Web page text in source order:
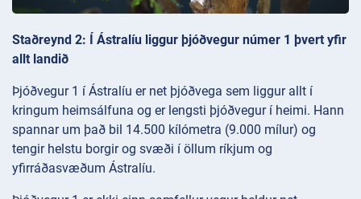
Staðreynd 2: Í Ástralíu liggur þjóðvegur númer 1 þvert yfir
allt landið
Þjóðvegur 1 í Ástralíu er net þjóðvega sem liggur allt í
kringum heimsálfuna og er lengsti þjóðvegur í heimi. Hann
spannar um það bil 14.500 kílómetra (9.000 mílur) og
tengir helstu borgir og svæði í öllum ríkjum og
yfirráðasvæðum Ástralíu.